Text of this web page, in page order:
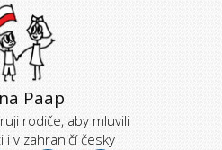
Paap
rodiče, aby mluvili
i v zahraničí česky